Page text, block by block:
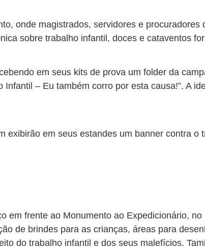
onde magistrados, servidores e
sobre trabalho infantil, doces e cataventos
em seus kits de prova um folder da
– Eu também corro por esta causa!”. A
exibirão em seus estandes um banner contra o
em frente ao Monumento ao Expedicionário,
de brindes para as crianças, áreas para
do trabalho infantil e dos seus malefícios.